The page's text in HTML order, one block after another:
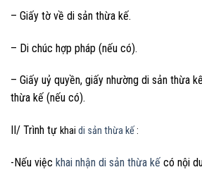
– Giấy tờ về di sản thừa kế.
– Di chúc hợp pháp (nếu có).
– Giấy uỷ quyền, giấy nhường di sản thừa
thừa kế (nếu có).
II/ Trình tự khai di sản thừa kế:
-Nếu việc khai nhận di sản thừa kế có nội